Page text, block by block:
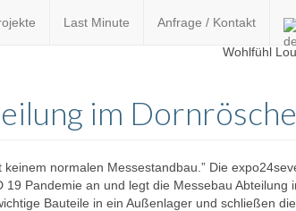
Last Minute Anfrage / Kontakt
im
normalen Messestandbau.” Die
Pandemie an und legt die Messebau Abteilung
Bauteile in ein Außenlager und schließen